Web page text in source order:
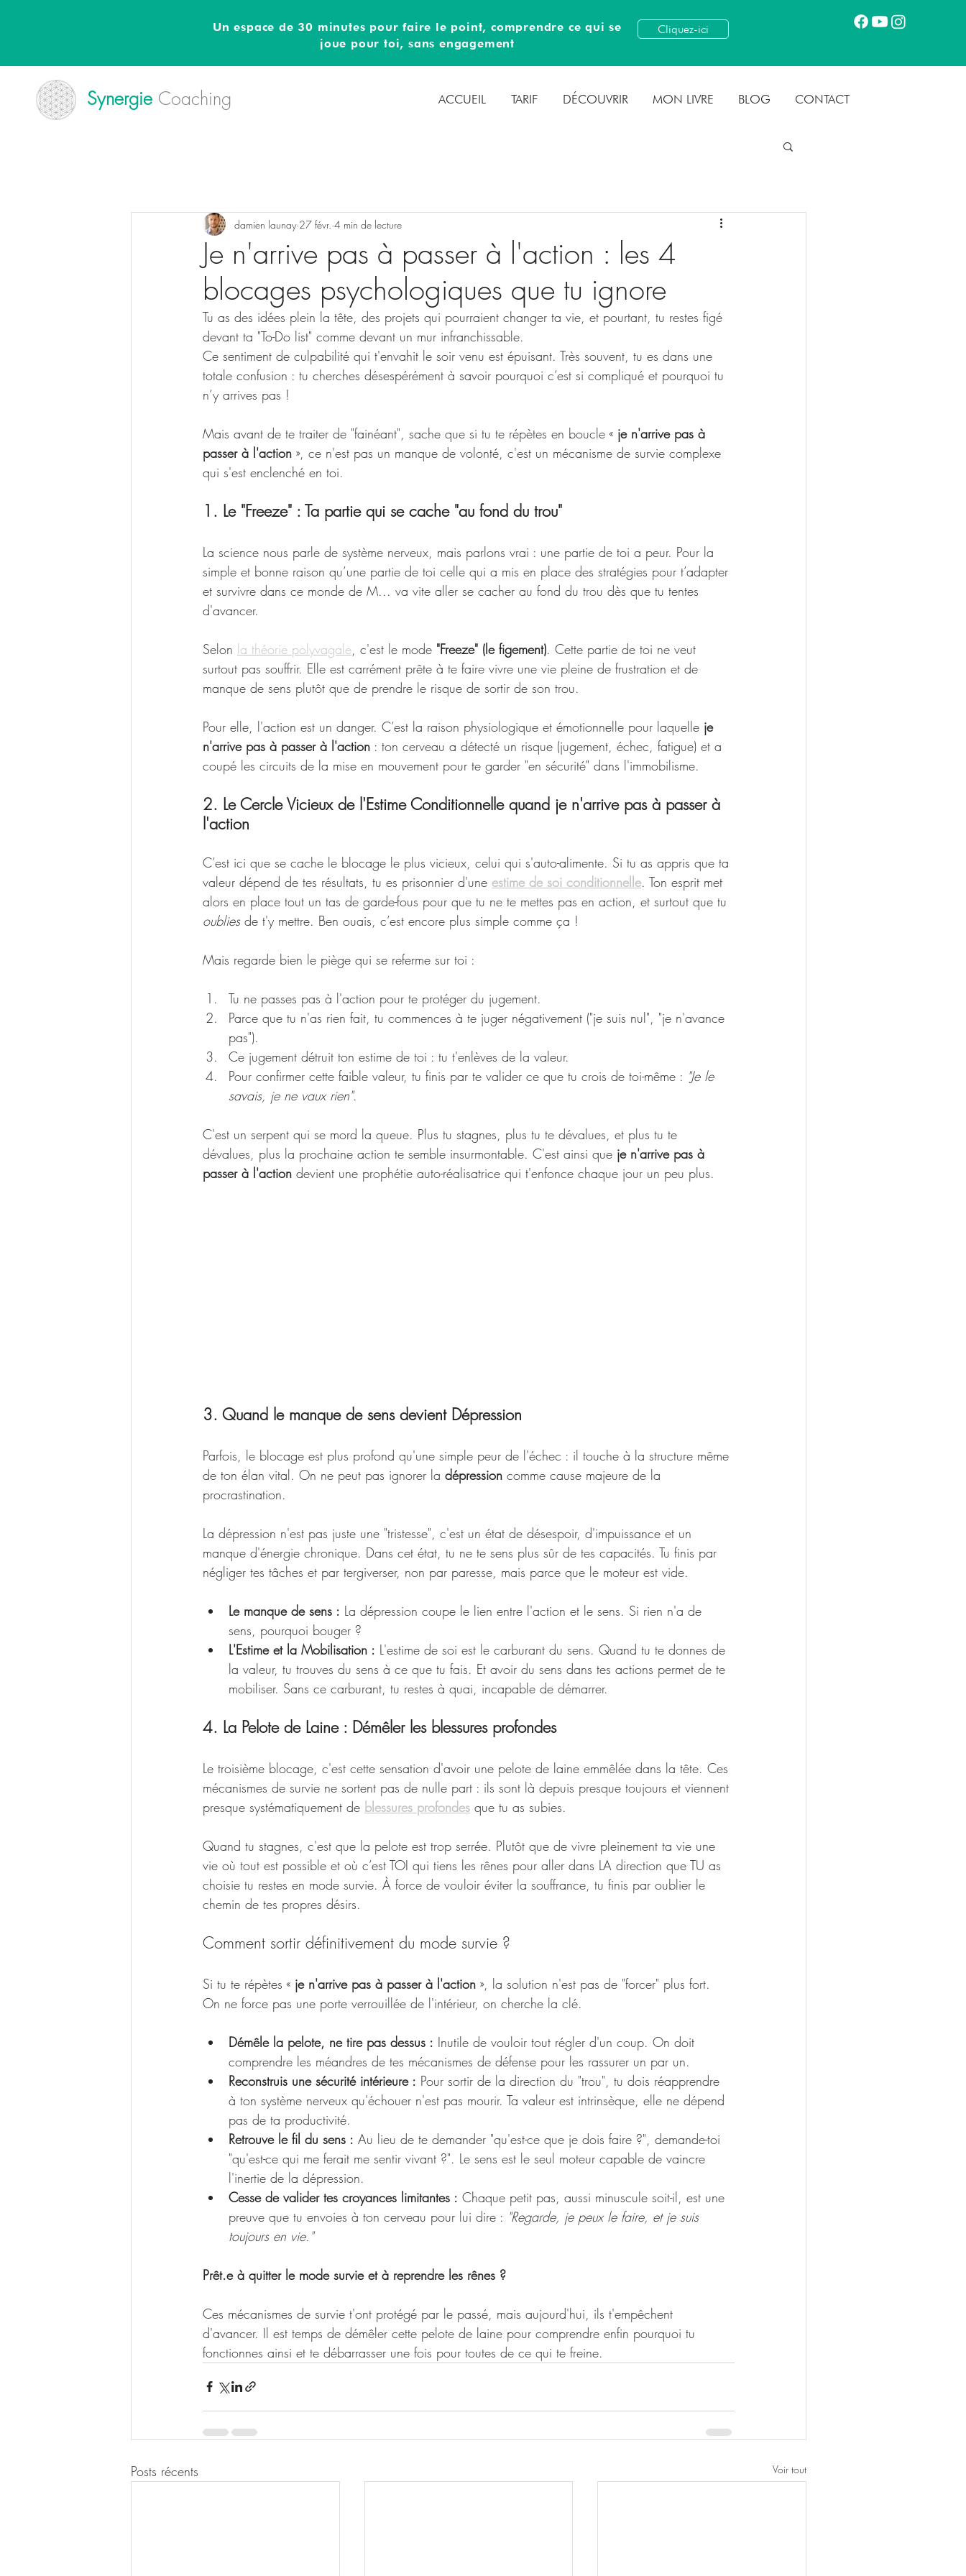
Un espace de 30 minutes pour faire le point, comprendre ce qui se
joue pour toi, sans engagement
Cliquez-ici
Synergie Coaching ACCUEIL TARIF DÉCOUVRIR MON LIVRE BLOG CONTACT
Je n'arrive pas à passer à l'action : les 4
blocages psychologiques que tu ignore
damien launay 27 févr. 4 min de lecture
Tu as des idées plein la tête, des projets qui pourraient changer ta vie, et pourtant, tu restes figé
devant ta "To-Do list" comme devant un mur infranchissable.
Ce sentiment de culpabilité qui t'envahit le soir venu est épuisant. Très souvent, tu es dans une
totale confusion : tu cherches désespérément à savoir pourquoi c’est si compliqué et pourquoi tu
n’y arrives pas !
Mais avant de te traiter de "fainéant", sache que si tu te répètes en boucle « je n'arrive pas à
passer à l'action », ce n'est pas un manque de volonté, c'est un mécanisme de survie complexe
qui s'est enclenché en toi.
1. Le "Freeze" : Ta partie qui se cache "au fond du trou"
La science nous parle de système nerveux, mais parlons vrai : une partie de toi a peur. Pour la
simple et bonne raison qu’une partie de toi celle qui a mis en place des stratégies pour t’adapter
et survivre dans ce monde de M... va vite aller se cacher au fond du trou dès que tu tentes
d'avancer.
Selon la théorie polyvagale, c'est le mode "Freeze" (le figement). Cette partie de toi ne veut
surtout pas souffrir. Elle est carrément prête à te faire vivre une vie pleine de frustration et de
manque de sens plutôt que de prendre le risque de sortir de son trou.
Pour elle, l'action est un danger. C’est la raison physiologique et émotionnelle pour laquelle je
n'arrive pas à passer à l'action : ton cerveau a détecté un risque (jugement, échec, fatigue) et a
coupé les circuits de la mise en mouvement pour te garder "en sécurité" dans l'immobilisme.
2. Le Cercle Vicieux de l'Estime Conditionnelle quand je n'arrive pas à passer à
l'action
C’est ici que se cache le blocage le plus vicieux, celui qui s'auto-alimente. Si tu as appris que ta
valeur dépend de tes résultats, tu es prisonnier d'une estime de soi conditionnelle. Ton esprit met
alors en place tout un tas de garde-fous pour que tu ne te mettes pas en action, et surtout que tu
oublies de t'y mettre. Ben ouais, c’est encore plus simple comme ça !
Mais regarde bien le piège qui se referme sur toi :
Tu ne passes pas à l'action pour te protéger du jugement.
Parce que tu n'as rien fait, tu commences à te juger négativement ("je suis nul", "je n'avance
pas").
Ce jugement détruit ton estime de toi : tu t'enlèves de la valeur.
Pour confirmer cette faible valeur, tu finis par te valider ce que tu crois de toi-même : "Je le
savais, je ne vaux rien".
C'est un serpent qui se mord la queue. Plus tu stagnes, plus tu te dévalues, et plus tu te
dévalues, plus la prochaine action te semble insurmontable. C'est ainsi que je n'arrive pas à
passer à l'action devient une prophétie auto-réalisatrice qui t'enfonce chaque jour un peu plus.
3. Quand le manque de sens devient Dépression
Parfois, le blocage est plus profond qu'une simple peur de l'échec : il touche à la structure même
de ton élan vital. On ne peut pas ignorer la dépression comme cause majeure de la
procrastination.
La dépression n'est pas juste une "tristesse", c'est un état de désespoir, d'impuissance et un
manque d'énergie chronique. Dans cet état, tu ne te sens plus sûr de tes capacités. Tu finis par
négliger tes tâches et par tergiverser, non par paresse, mais parce que le moteur est vide.
Le manque de sens : La dépression coupe le lien entre l'action et le sens. Si rien n'a de
sens, pourquoi bouger ?
L'Estime et la Mobilisation : L'estime de soi est le carburant du sens. Quand tu te donnes de
la valeur, tu trouves du sens à ce que tu fais. Et avoir du sens dans tes actions permet de te
mobiliser. Sans ce carburant, tu restes à quai, incapable de démarrer.
4. La Pelote de Laine : Démêler les blessures profondes
Le troisième blocage, c'est cette sensation d'avoir une pelote de laine emmêlée dans la tête. Ces
mécanismes de survie ne sortent pas de nulle part : ils sont là depuis presque toujours et viennent
presque systématiquement de blessures profondes que tu as subies.
Quand tu stagnes, c'est que la pelote est trop serrée. Plutôt que de vivre pleinement ta vie une
vie où tout est possible et où c’est TOI qui tiens les rênes pour aller dans LA direction que TU as
choisie tu restes en mode survie. À force de vouloir éviter la souffrance, tu finis par oublier le
chemin de tes propres désirs.
Comment sortir définitivement du mode survie ?
Si tu te répètes « je n'arrive pas à passer à l'action », la solution n'est pas de "forcer" plus fort.
On ne force pas une porte verrouillée de l'intérieur, on cherche la clé.
Démêle la pelote, ne tire pas dessus : Inutile de vouloir tout régler d'un coup. On doit
comprendre les méandres de tes mécanismes de défense pour les rassurer un par un.
Reconstruis une sécurité intérieure : Pour sortir de la direction du "trou", tu dois réapprendre
à ton système nerveux qu'échouer n'est pas mourir. Ta valeur est intrinsèque, elle ne dépend
pas de ta productivité.
Retrouve le fil du sens : Au lieu de te demander "qu'est-ce que je dois faire ?", demande-toi
"qu'est-ce qui me ferait me sentir vivant ?". Le sens est le seul moteur capable de vaincre
l'inertie de la dépression.
Cesse de valider tes croyances limitantes : Chaque petit pas, aussi minuscule soit-il, est une
preuve que tu envoies à ton cerveau pour lui dire : "Regarde, je peux le faire, et je suis
toujours en vie."
Prêt.e à quitter le mode survie et à reprendre les rênes ?
Ces mécanismes de survie t'ont protégé par le passé, mais aujourd'hui, ils t'empêchent
d'avancer. Il est temps de démêler cette pelote de laine pour comprendre enfin pourquoi tu
fonctionnes ainsi et te débarrasser une fois pour toutes de ce qui te freine.
Posts récents Voir tout